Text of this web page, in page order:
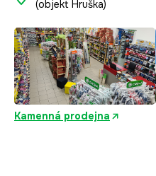
(objekt Hruška)
Kamenná prodejna